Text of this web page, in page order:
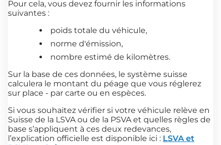
Pour cela, vous devez fournir les informations
suivantes :
poids totale du véhicule,
norme d'émission,
nombre estimé de kilomètres.
Sur la base de ces données, le système suisse
calculera le montant du péage que vous réglerez
sur place - par carte ou en espèces.
Si vous souhaitez vérifier si votre véhicule relève en
Suisse de la LSVA ou de la PSVA et quelles règles de
base s’appliquent à ces deux redevances,
l’explication officielle est disponible ici : LSVA et